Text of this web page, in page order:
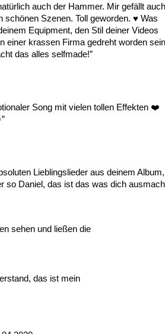
auch der Hammer. Mir gefällt auch
schönen Szenen. Toll geworden. ♥ Was
Equipment, den Stil deiner Videos
einer krassen Firma gedreht worden
das alles selfmade!”
Song mit vielen tollen Effekten ❤️
Lieblingslieder aus deinem Album,
so Daniel, das ist das was dich
sehen und ließen die
das ist mein